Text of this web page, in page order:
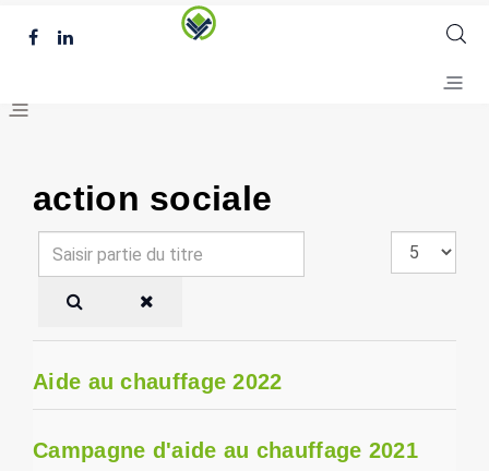
action sociale
Saisir
Affichage
#
Aide au chauffage 2022
Campagne d'aide au chauffage 2021